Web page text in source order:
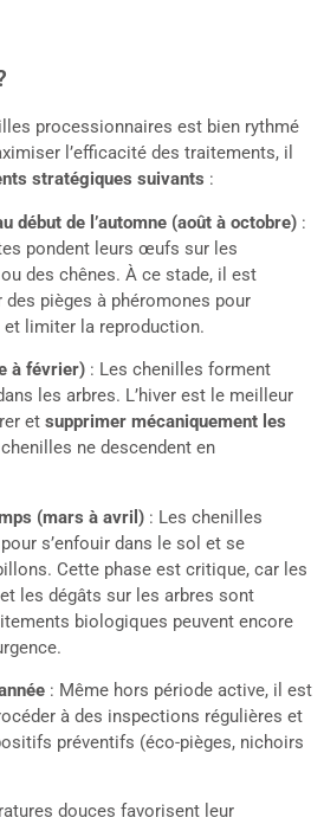
processionnaires est bien rythmé
l’efficacité des traitements, il
stratégiques suivants :
début de l’automne (août à octobre) :
pondent leurs œufs sur les
des chênes. À ce stade, il est
des pièges à phéromones pour
limiter la reproduction.
à février) : Les chenilles forment
les arbres. L’hiver est le meilleur
et supprimer mécaniquement les
ne descendent en
(mars à avril) : Les chenilles
s’enfouir dans le sol et se
Cette phase est critique, car les
les dégâts sur les arbres sont
biologiques peuvent encore
: Même hors période active, il est
à des inspections régulières et
préventifs (éco-pièges, nichoirs
douces favorisent leur